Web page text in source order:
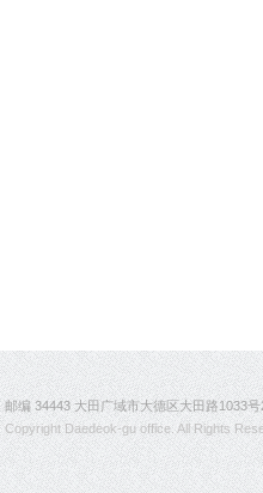
邮编 34443 大田广域市大德区大田路1033
Copyright Daedeok-gu office. All Rights